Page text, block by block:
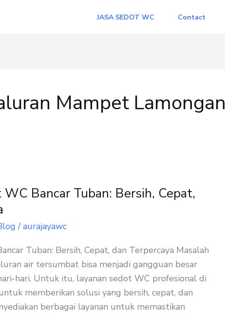
JASA SEDOT WC Contact
Mampet Lamongan
WC Bancar Tuban: Bersih, Cepat,
/aurajayawc
Tuban: Bersih, Cepat, dan Terpercaya Masalah
air tersumbat bisa menjadi gangguan besar
hari. Untuk itu, layanan sedot WC profesional di
memberikan solusi yang bersih, cepat, dan
berbagai layanan untuk memastikan